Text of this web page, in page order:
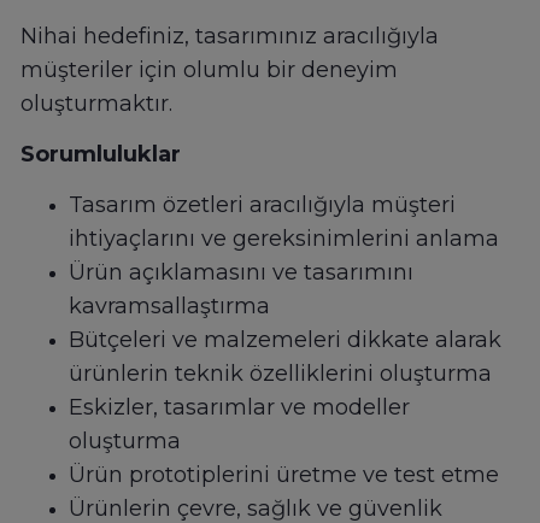
Nihai hedefiniz, tasarımınız aracılığıyla
müşteriler için olumlu bir deneyim
oluşturmaktır.
Sorumluluklar
Tasarım özetleri aracılığıyla müşteri
ihtiyaçlarını ve gereksinimlerini anlama
Ürün açıklamasını ve tasarımını
kavramsallaştırma
Bütçeleri ve malzemeleri dikkate alarak
ürünlerin teknik özelliklerini oluşturma
Eskizler, tasarımlar ve modeller
oluşturma
Ürün prototiplerini üretme ve test etme
Ürünlerin çevre, sağlık ve güvenlik